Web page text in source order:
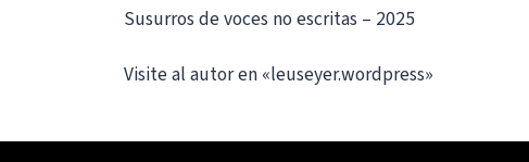
Susurros de voces no escritas – 2025
Visite al autor en «leuseyer.wordpress»